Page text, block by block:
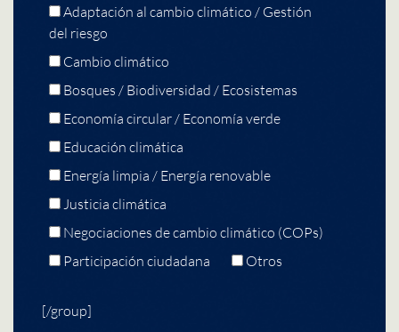
Adaptación al cambio climático / Gestión
del riesgo
Cambio climático
Bosques / Biodiversidad / Ecosistemas
Economía circular / Economía verde
Educación climática
Energía limpia / Energía renovable
Justicia climática
Negociaciones de cambio climático (COPs)
Participación ciudadana
Otros
[/group]